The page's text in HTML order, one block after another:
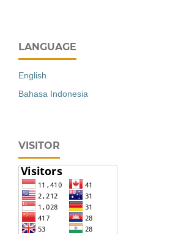
LANGUAGE
English
Bahasa Indonesia
VISITOR